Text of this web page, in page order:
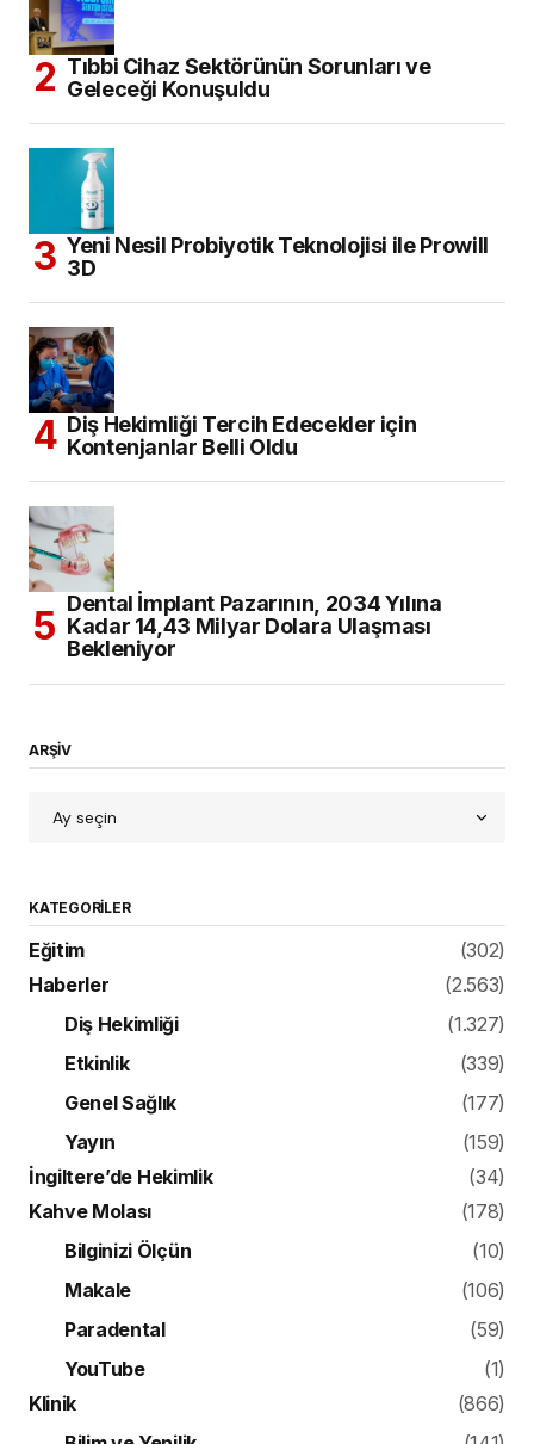
Tıbbi Cihaz Sektörünün Sorunları ve
Geleceği Konuşuldu
Yeni Nesil Probiyotik Teknolojisi ile Prowill
3D
Diş Hekimliği Tercih Edecekler için
Kontenjanlar Belli Oldu
Dental İmplant Pazarının, 2034 Yılına
Kadar 14,43 Milyar Dolara Ulaşması
Bekleniyor
ARŞİV
KATEGORILER
Eğitim
(302)
Haberler
(2.563)
Diş Hekimliği
(1.327)
Etkinlik
(339)
Genel Sağlık
(177)
Yayın
(159)
İngiltere’de Hekimlik
(34)
Kahve Molası
(178)
Bilginizi Ölçün
(10)
Makale
(106)
Paradental
(59)
YouTube
(1)
Klinik
(866)